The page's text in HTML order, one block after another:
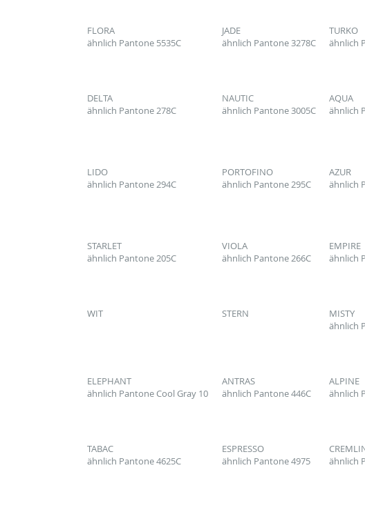
FLORA
ähnlich Pantone 5535C
JADE
ähnlich Pantone 3278C
TURKO
ähnlich
DELTA
ähnlich Pantone 278C
NAUTIC
ähnlich Pantone 3005C
AQUA
ähnlich
LIDO
ähnlich Pantone 294C
PORTOFINO
ähnlich Pantone 295C
AZUR
ähnlich
STARLET
ähnlich Pantone 205C
VIOLA
ähnlich Pantone 266C
EMPIRE
ähnlich
WIT STERN
MISTY
ähnlich
ELEPHANT
ähnlich Pantone Cool Gray 10
ANTRAS
ähnlich Pantone 446C
ALPINE
ähnlich
TABAC
ähnlich Pantone 4625C
ESPRESSO
ähnlich Pantone 4975
ähnlich